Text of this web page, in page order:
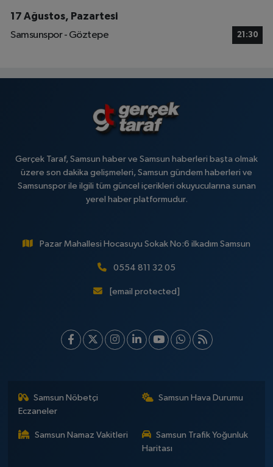
17 Ağustos, Pazartesi
Samsunspor - Göztepe
21:30
Gerçek Taraf, Samsun haber ve Samsun haberleri başta olmak
üzere son dakika gelişmeleri, Samsun gündem haberleri ve
Samsunspor ile ilgili tüm güncel içerikleri okuyucularına sunan
yerel haber platformudur.
Pazar Mahallesi Hocasuyu Sokak No:6 ilkadım Samsun
0554 811 32 05
[email protected]
Samsun Nöbetçi
Eczaneler
Samsun Hava Durumu
Samsun Namaz Vakitleri
Samsun Trafik Yoğunluk
Haritası